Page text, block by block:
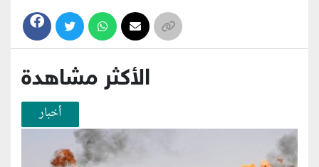
الأكثر مشاهدة
أخبار